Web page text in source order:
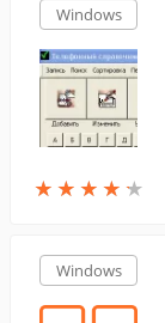
Windows
★ ★ ★ ★ ★
★ ★ ★ ★ ★
Windows